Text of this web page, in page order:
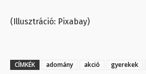
(Illusztráció: Pixabay)
CÍMKÉK adomány akció gyerekek